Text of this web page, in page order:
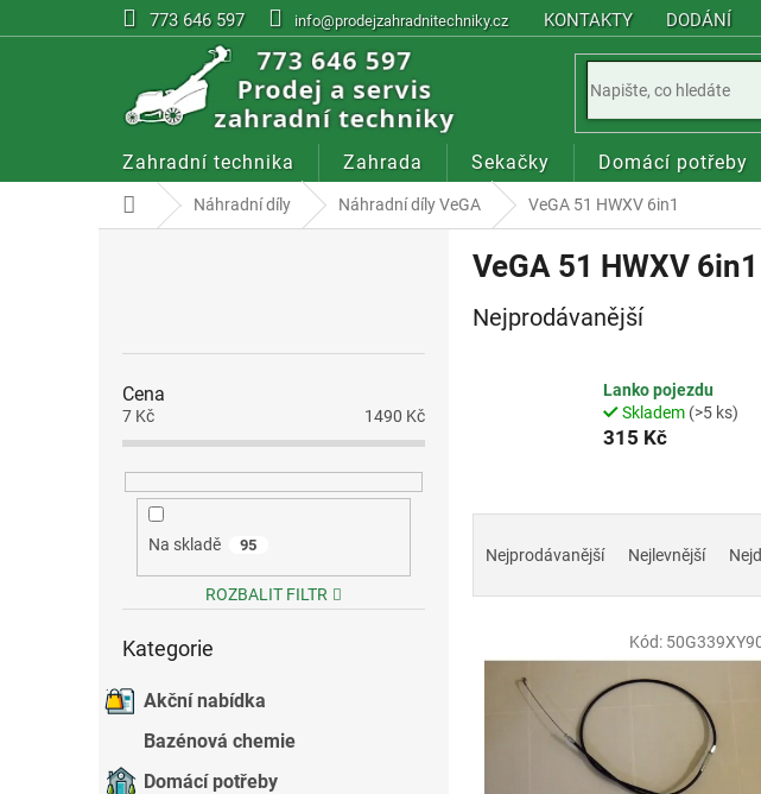
na
773 646 597 info@prodejzahradnitechniky.cz KONTAKTY DODÁNÍ
Zahradní technika Zahrada Sekačky Domácí potřeby
Domů Náhradní díly Náhradní díly VeGA VeGA 51 HWXV 6in1
Cena
7 Kč 1490 Kč
Na skladě 95
ROZBALIT FILTR
kategorie
Kategorie
Akční nabídka
Bazénová chemie
Domácí potřeby
VeGA 51 HWXV 6in1
Nejprodávanější
Lanko pojezdu
Skladem (>5 ks)
315 Kč
e
Nejprodávanější Nejlevnější
Kód: